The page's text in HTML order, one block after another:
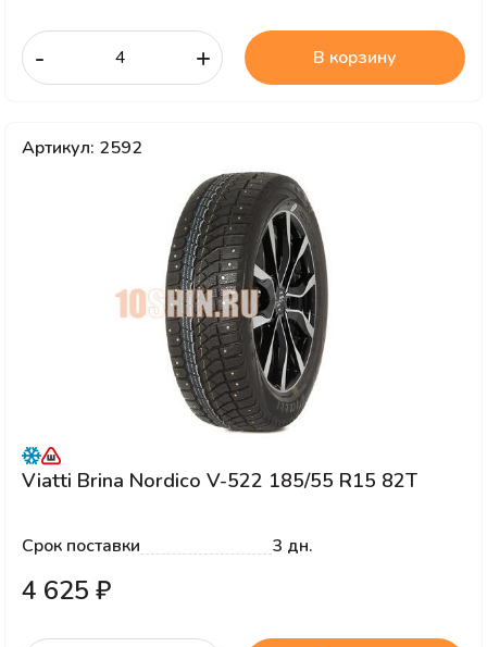
- + В корзину
Артикул: 2592
Viatti Brina Nordico V-522 185/55 R15 82T
Срок поставки 3 дн.
4 625 ₽